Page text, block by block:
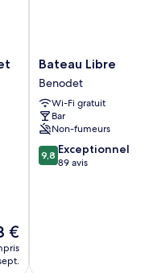
€
Bateau
Libre
Benodet
Bateau Libre
Benodet
Wi-Fi gratuit
Bar
Non-fumeurs
9.8
sur
9,8 Exceptionnel
89 avis